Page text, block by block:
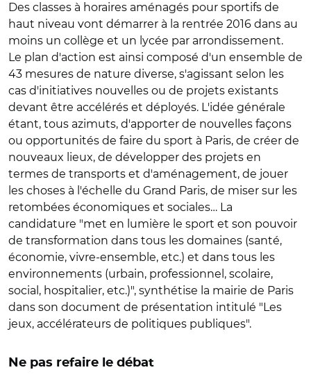
Des classes à horaires aménagés pour sportifs de
haut niveau vont démarrer à la rentrée 2016 dans au
moins un collège et un lycée par arrondissement.
Le plan d'action est ainsi composé d'un ensemble de
43 mesures de nature diverse, s'agissant selon les
cas d'initiatives nouvelles ou de projets existants
devant être accélérés et déployés. L'idée générale
étant, tous azimuts, d'apporter de nouvelles façons
ou opportunités de faire du sport à Paris, de créer de
nouveaux lieux, de développer des projets en
termes de transports et d'aménagement, de jouer
les choses à l'échelle du Grand Paris, de miser sur les
retombées économiques et sociales… La
candidature "met en lumière le sport et son pouvoir
de transformation dans tous les domaines (santé,
économie, vivre-ensemble, etc.) et dans tous les
environnements (urbain, professionnel, scolaire,
social, hospitalier, etc.)", synthétise la mairie de Paris
dans son document de présentation intitulé "Les
jeux, accélérateurs de politiques publiques".
Ne pas refaire le débat